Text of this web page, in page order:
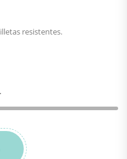
resistentes.